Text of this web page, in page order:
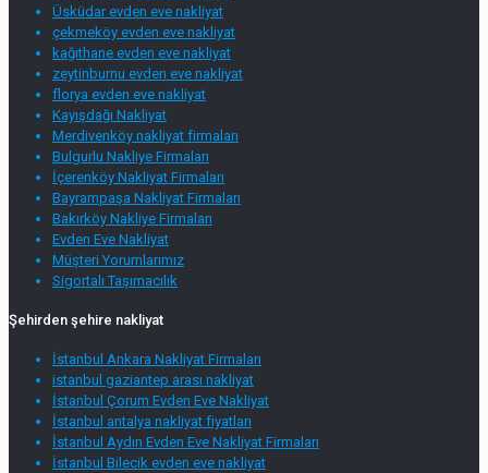
Üsküdar evden eve nakliyat
çekmeköy evden eve nakliyat
kağıthane evden eve nakliyat
zeytinburnu evden eve nakliyat
florya evden eve nakliyat
Kayışdağı Nakliyat
Merdivenköy nakliyat firmaları
Bulgurlu Nakliye Firmaları
İçerenköy Nakliyat Firmaları
Bayrampaşa Nakliyat Firmaları
Bakırköy Nakliye Firmaları
Evden Eve Nakliyat
Müşteri Yorumlarımız
Sigortalı Taşımacılık
Şehirden şehire nakliyat
İstanbul Ankara Nakliyat Firmaları
istanbul gaziantep arası nakliyat
İstanbul Çorum Evden Eve Nakliyat
İstanbul antalya nakliyat fiyatları
İstanbul Aydın Evden Eve Nakliyat Firmaları
İstanbul Bilecik evden eve nakliyat